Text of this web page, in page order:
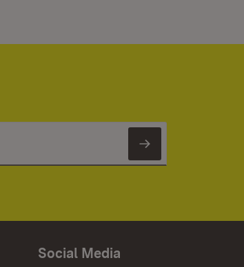
Newsletter
Social Media